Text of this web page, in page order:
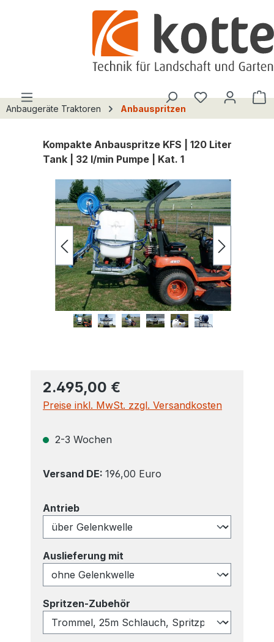
Du hast 0
Anbaugeräte Traktoren Anbauspritzen
Kompakte Anbauspritze KFS | 120 Liter
Tank | 32 l/min Pumpe | Kat. 1
Bildergalerie überspringen
2.495,00 €
Preise inkl. MwSt. zzgl. Versandkosten
2-3 Wochen
Versand DE: 196,00 Euro
Antriebauswählen
Auslieferung mit
Spritzen-Zubehör